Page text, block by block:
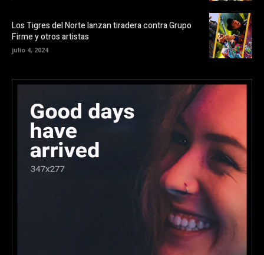
Los Tigres del Norte lanzan tiradera contra Grupo
Firme y otros artistas
julio 4, 2024